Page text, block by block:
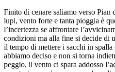
Finito di cenare saliamo verso Pian
lupi, vento forte e tanta pioggia è
l’incertezza se affrontare
condizioni ma alla fine si decide di
il tempo di mettere i sacchi in
abbiamo deciso e non si torna
peggio, il vento ci spara addosso